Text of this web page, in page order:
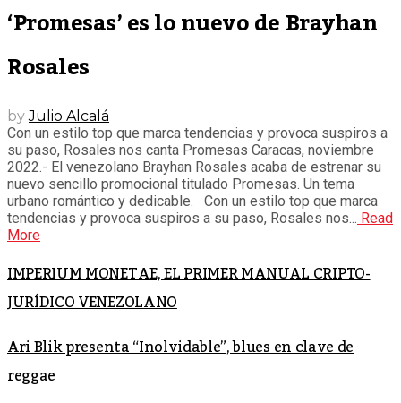
‘Promesas’ es lo nuevo de Brayhan
Rosales
byJulio Alcalá
Con un estilo top que marca tendencias y provoca suspiros a
su paso, Rosales nos canta Promesas Caracas, noviembre
2022.- El venezolano Brayhan Rosales acaba de estrenar su
nuevo sencillo promocional titulado Promesas. Un tema
urbano romántico y dedicable. Con un estilo top que marca
tendencias y provoca suspiros a su paso, Rosales nos... Read
More
IMPERIUM MONETAE, EL PRIMER MANUAL CRIPTO-
JURÍDICO VENEZOLANO
Ari Blik presenta “Inolvidable”, blues en clave de
reggae